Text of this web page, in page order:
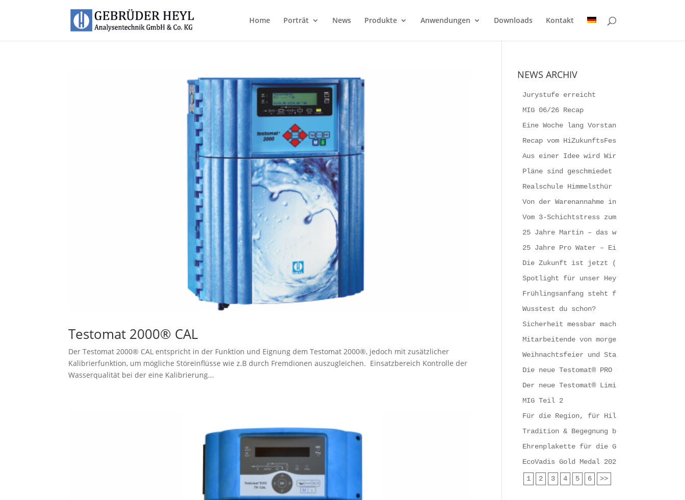
Home Porträt News Produkte Anwendungen Downloads Kontakt
Testomat 2000® CAL
Der Testomat 2000® CAL entspricht in der Funktion und Eignung dem Testomat 2000®, jedoch mit zusätzlicher
Kalibrierfunktion, um mögliche Störeinflüsse wie z.B durch Fremdionen auszugleichen. Einsatzbereich Kontrolle der
Wasserqualität bei der eine Kalibrierung...
NEWS ARCHIV
Jurystufe erreicht
MIG 06/26 Recap
Eine Woche lang Vorstand sein
Recap vom HiZukunftsFestival 2026
Aus einer Idee wird Wirklichkeit
Pläne sind geschmiedet
Realschule Himmelsthür baut den piB
Von der Warenannahme in die Produktion
Vom 3-Schichtstress zum Versandprofi
25 Jahre Martin – das will gefeiert
25 Jahre Pro Water – Ein starkes
Die Zukunft ist jetzt (oder zumindest
Spotlight für unser Heyl-Mobil
Frühlingsanfang steht für Aufbruch,
Wusstest du schon?
Sicherheit messbar machen
Mitarbeitende von morgen = Fördern &
Weihnachtsfeier und Start ins neue Jahr
Die neue Testomat® PRO CL – Reihe
Der neue Testomat® Limit TH
MIG Teil 2
Für die Region, für Hildesheim und für
Tradition & Begegnung bei Gebrüder Heyl
Ehrenplakette für die Gebrüder Heyl
EcoVadis Gold Medal 2025 für Heyl
1 2 3 4 5 6 >>